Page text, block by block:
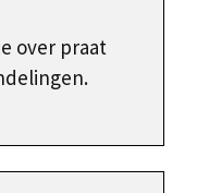
over praat